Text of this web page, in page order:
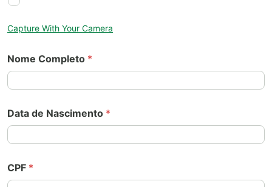
Capture With Your Camera
Nome Completo *
Data de Nascimento *
CPF *